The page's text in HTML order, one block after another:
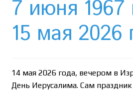
Политика конфиденциальности
7 июня 1967
15 мая 2026
14 мая 2026 года, вечером в
День Иерусалима. Сам